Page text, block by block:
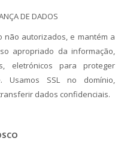
DE DADOS
não autorizados, e mantém a
apropriado da informação,
eletrónicos para proteger
Usamos SSL no domínio,
dados confidenciais.